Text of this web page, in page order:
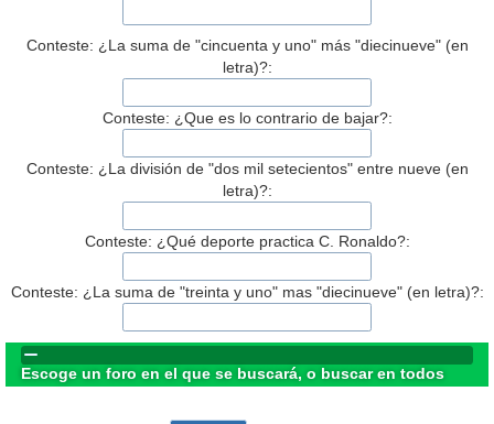
Conteste: ¿La suma de "cincuenta y uno" más "diecinueve" (en
letra)?:
Conteste: ¿Que es lo contrario de bajar?:
Conteste: ¿La división de "dos mil setecientos" entre nueve (en
letra)?:
Conteste: ¿Qué deporte practica C. Ronaldo?:
Conteste: ¿La suma de "treinta y uno" mas "diecinueve" (en letra)?:
Escoge un foro en el que se buscará, o buscar en todos